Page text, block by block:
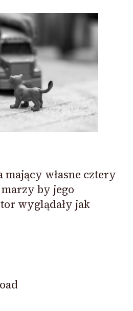
mający własne cztery
by jego
wyglądały jak